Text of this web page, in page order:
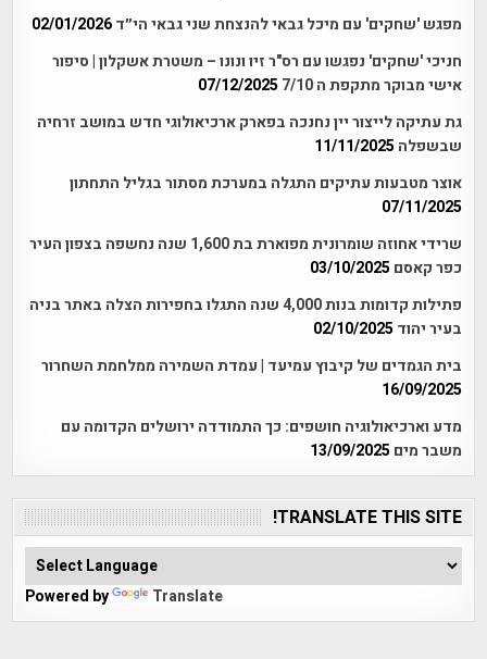
מפגש 'שחקים' עם מיכל גבאי להנצחת שני גבאי הי״ד 02/01/2026
חניכי 'שחקים' נפגשו עם רס"ר זיו ונונו – משטרת אשקלון | סיפור
אישי מבוקר מתקפת ה 7/10
07/12/2025
גת עתיקה לייצור יין נחנכה בפארק ארכיאולוגי חדש במושב זרחיה
שבשפלה 11/11/2025
אוצר מטבעות עתיקים התגלה במערכת מסתור בגליל התחתון
07/11/2025
שרידי אחוזה שומרונית מפוארת בת 1,600 שנה נחשפה בצפון העיר
כפר קאסם 03/10/2025
פתילות קדומות בנות 4,000 שנה התגלו בחפירות הצלה באתר בניה
בעיר יהוד 02/10/2025
בית הגמדים של קיבוץ עמיעד | עמדת השמירה ממלחמת השחרור
16/09/2025
מדע וארכיאולוגיה חושפים: כך התמודדה ירושלים הקדומה עם
משבר מים 13/09/2025
TRANSLATE THIS SITE!
Powered by Translate